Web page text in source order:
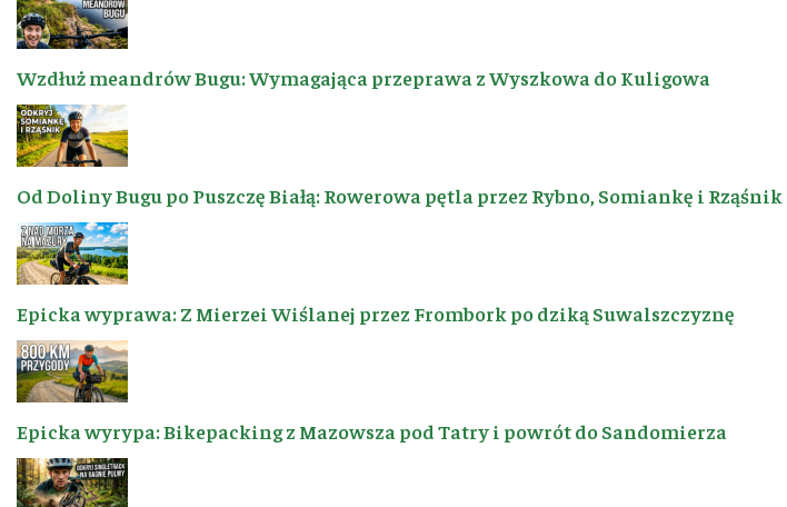
Wzdłuż meandrów Bugu: Wymagająca przeprawa z Wyszkowa do Kuligowa
Od Doliny Bugu po Puszczę Białą: Rowerowa pętla przez Rybno, Somiankę i Rząśnik
Epicka wyprawa: Z Mierzei Wiślanej przez Frombork po dziką Suwalszczyznę
Epicka wyrypa: Bikepacking z Mazowsza pod Tatry i powrót do Sandomierza